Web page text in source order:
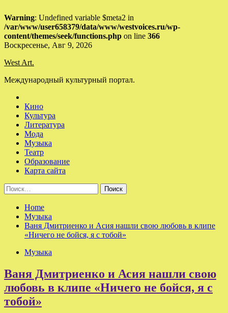
Warning: Undefined variable $meta2 in
/var/www/user658379/data/www/westvoices.ru/wp-
content/themes/seek/functions.php on line 366
Skip
content
Воскресенье, Авг 9, 2026
West Art.
Международный культурный портал.
Кино
Культура
Литература
Мода
Музыка
Театр
Образование
Карта сайта
Найти:
Home
Музыка
Ваня Дмитриенко и Асия нашли свою любовь в клипе
«Ничего не бойся, я с тобой»
Музыка
Ваня Дмитриенко и Асия нашли свою
любовь в клипе «Ничего не бойся, я с
тобой»